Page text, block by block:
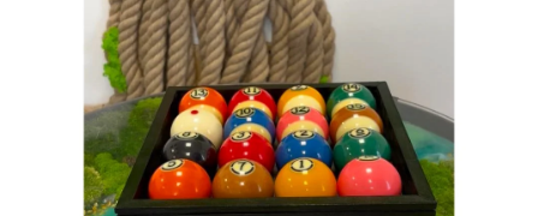
0,0
z
5
hviezdičiek.